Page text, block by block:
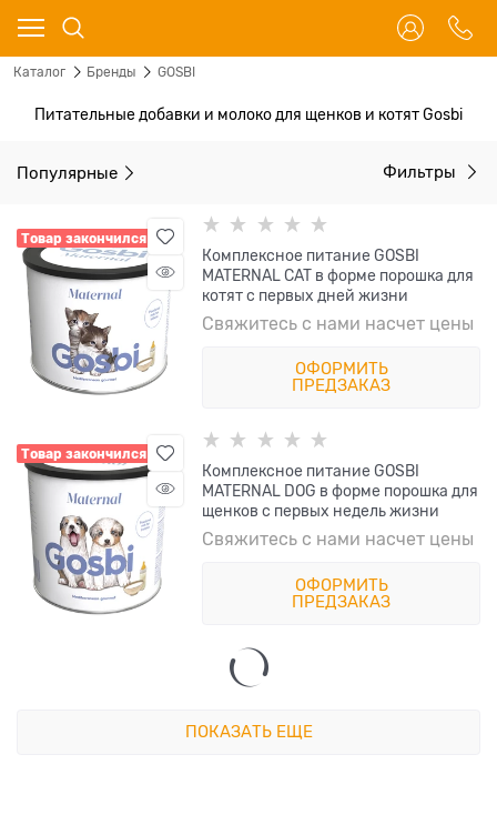
Каталог Бренды GOSBI
Питательные добавки и молоко для щенков и котят Gosbi
Популярные Фильтры
Товар закончился
Комплексное питание GOSBI
MATERNAL CAT в форме порошка для
котят с первых дней жизни
Свяжитесь с нами насчет цены
ОФОРМИТЬ
ПРЕДЗАКАЗ
Товар закончился
Комплексное питание GOSBI
MATERNAL DOG в форме порошка для
щенков с первых недель жизни
Свяжитесь с нами насчет цены
ОФОРМИТЬ
ПРЕДЗАКАЗ
ПОКАЗАТЬ ЕЩЕ